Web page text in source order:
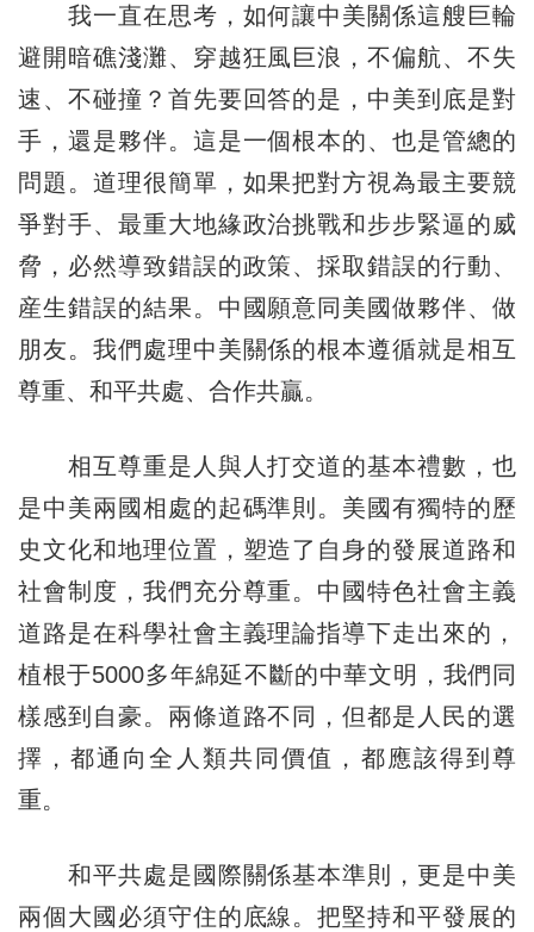
我一直在思考，如何讓中美關係這艘巨輪
避開暗礁淺灘、穿越狂風巨浪，不偏航、不失
速、不碰撞？首先要回答的是，中美到底是對
手，還是夥伴。這是一個根本的、也是管總的
問題。道理很簡單，如果把對方視為最主要競
爭對手、最重大地緣政治挑戰和步步緊逼的威
脅，必然導致錯誤的政策、採取錯誤的行動、
産生錯誤的結果。中國願意同美國做夥伴、做
朋友。我們處理中美關係的根本遵循就是相互
尊重、和平共處、合作共贏。
相互尊重是人與人打交道的基本禮數，也
是中美兩國相處的起碼準則。美國有獨特的歷
史文化和地理位置，塑造了自身的發展道路和
社會制度，我們充分尊重。中國特色社會主義
道路是在科學社會主義理論指導下走出來的，
植根于5000多年綿延不斷的中華文明，我們同
樣感到自豪。兩條道路不同，但都是人民的選
擇，都通向全人類共同價值，都應該得到尊
重。
和平共處是國際關係基本準則，更是中美
兩個大國必須守住的底線。把堅持和平發展的